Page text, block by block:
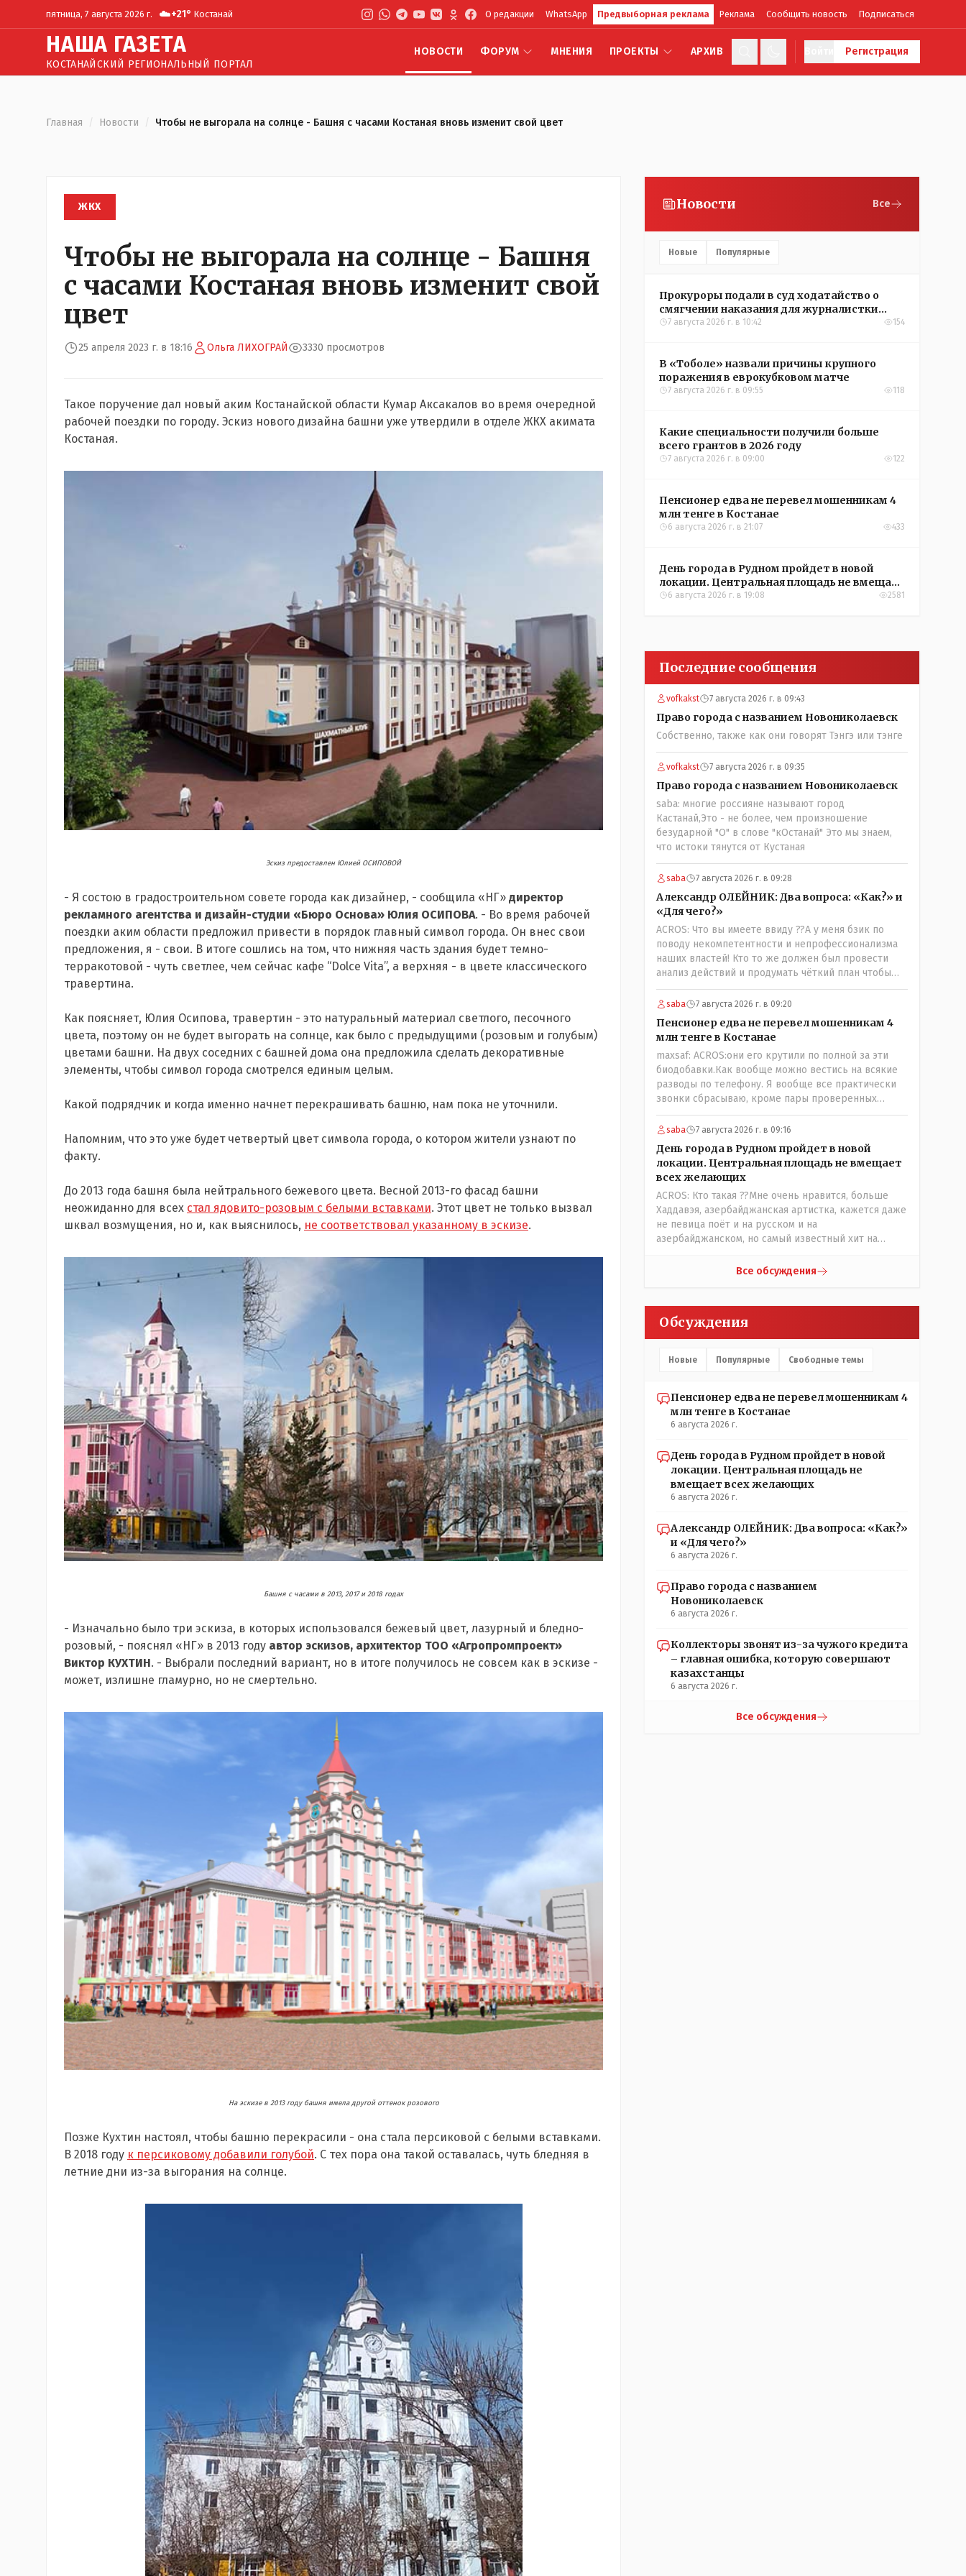
пятница, 7 августа 2026 г. ☁️+21° Костанай О редакции WhatsApp Предвыборная реклама Реклама Сообщить новость Подписаться
НАША ГАЗЕТА
КОСТАНАЙСКИЙ РЕГИОНАЛЬНЫЙ ПОРТАЛ
НОВОСТИ ФОРУМ МНЕНИЯ ПРОЕКТЫ АРХИВ Регистрация
Главная / Новости / Чтобы не выгорала на солнце - Башня с часами Костаная вновь изменит свой цвет
ЖКХ
Чтобы не выгорала на солнце - Башня
с часами Костаная вновь изменит свой
цвет
25 апреля 2023 г. в 18:16 Ольга ЛИХОГРАЙ 3330 просмотров
Такое поручение дал новый аким Костанайской области Кумар Аксакалов во время очередной
рабочей поездки по городу. Эскиз нового дизайна башни уже утвердили в отделе ЖКХ акимата
Костаная.
Эскиз предоставлен Юлией ОСИПОВОЙ
- Я состою в градостроительном совете города как дизайнер, - сообщила «НГ» директор
рекламного агентства и дизайн-студии «Бюро Основа» Юлия ОСИПОВА. - Во время рабочей
поездки аким области предложил привести в порядок главный символ города. Он внес свои
предложения, я - свои. В итоге сошлись на том, что нижняя часть здания будет темно-
терракотовой - чуть светлее, чем сейчас кафе “Dolce Vita”, а верхняя - в цвете классического
травертина.
Как поясняет, Юлия Осипова, травертин - это натуральный материал светлого, песочного
цвета, поэтому он не будет выгорать на солнце, как было с предыдущими (розовым и голубым)
цветами башни. На двух соседних с башней дома она предложила сделать декоративные
элементы, чтобы символ города смотрелся единым целым.
Какой подрядчик и когда именно начнет перекрашивать башню, нам пока не уточнили.
Напомним, что это уже будет четвертый цвет символа города, о котором жители узнают по
факту.
До 2013 года башня была нейтрального бежевого цвета. Весной 2013-го фасад башни
неожиданно для всех стал ядовито-розовым с белыми вставками. Этот цвет не только вызвал
шквал возмущения, но и, как выяснилось, не соответствовал указанному в эскизе.
Башня с часами в 2013, 2017 и 2018 годах
- Изначально было три эскиза, в которых использовался бежевый цвет, лазурный и бледно-
розовый, - пояснял «НГ» в 2013 году автор эскизов, архитектор ТОО «Агропромпроект»
Виктор КУХТИН. - Выбрали последний вариант, но в итоге получилось не совсем как в эскизе -
может, излишне гламурно, но не смертельно.
На эскизе в 2013 году башня имела другой оттенок розового
Позже Кухтин настоял, чтобы башню перекрасили - она стала персиковой с белыми вставками.
В 2018 году к персиковому добавили голубой. С тех пора она такой оставалась, чуть бледняя в
летние дни из-за выгорания на солнце.
Новости Все
Новые Популярные
Прокуроры подали в суд ходатайство о
смягчении наказания для журналистки
Александры Алёховой
7 августа 2026 г. в 10:42 154
В «Тоболе» назвали причины крупного
поражения в еврокубковом матче
7 августа 2026 г. в 09:55 118
Какие специальности получили больше
всего грантов в 2026 году
7 августа 2026 г. в 09:00 122
Пенсионер едва не перевел мошенникам 4
млн тенге в Костанае
6 августа 2026 г. в 21:07 433
День города в Рудном пройдет в новой
локации. Центральная площадь не вмещает
всех желающих
6 августа 2026 г. в 19:08 2581
Последние сообщения
vofkakst 7 августа 2026 г. в 09:43
Право города с названием Новониколаевск
Собственно, также как они говорят Тэнгэ или тэнге
vofkakst 7 августа 2026 г. в 09:35
Право города с названием Новониколаевск
saba: многие россияне называют город
Кастанай,Это - не более, чем произношение
безударной "О" в слове "кОстанай" Это мы знаем,
что истоки тянутся от Кустаная
saba 7 августа 2026 г. в 09:28
Александр ОЛЕЙНИК: Два вопроса: «Как?» и
«Для чего?»
ACROS: Что вы имеете ввиду ??А у меня бзик по
поводу некомпетентности и непрофессионализма
наших властей! Кто то же должен был провести
анализ действий и продумать чёткий план чтобы
комар носа не подточил! Но тут явно спешили, а в
аналитическом центре либо кто то из
Мальдивы уехал, либо всё вместе! Пока
прокатывает по вышеизложенным Вами причинам,
просто обстоятельства немного меняются по
сравнению с Назарбаевскими временами, власти
решили пощупать кошелёк населения, а это уже
неизвестная в уравнении взаимоотношений власти
и народа! Тут бы как раз специалист-аналитик и
пригодился бы!
saba 7 августа 2026 г. в 09:20
Пенсионер едва не перевел мошенникам 4
млн тенге в Костанае
maxsaf: ACROS:они его крутили по полной за эти
биодобавки.Как вообще можно вестись на всякие
разводы по телефону. Я вообще все практически
звонки сбрасываю, кроме пары проверенных
контактов. Один раз мне мой банк позвонил, не
мошенники. Я приехал туда, в банк, нашел того, кто
мне звонил, притащил к главному менеджеру и
обоим сказал: ещё один такой звонок, без разницы,
какая причина, и я счета свои у вас позакрываю.
Остальные входящие сразу в бан, по умолчанию для
меня любой входящий - Скам, пока не доказано
обратное - Zero trust. Все созвоны - только на
верифицируемые номера.Всё верно, я тоже так
поступаю,но увы любопытство ещё никто не
все равно меня допрашивает:" Кто звонил? От кого
saba 7 августа 2026 г. в 09:16
День города в Рудном пройдет в новой
локации. Центральная площадь не вмещает
всех желающих
ACROS: Кто такая ??Мне очень нравится, больше
Хаддавэя, азербайджанская артистка, кажется даже
не певица поёт и на русском и на
азербайджанском, но самый известный хит на
Все обсуждения
Обсуждения
Новые Популярные Свободные темы
Пенсионер едва не перевел мошенникам 4
млн тенге в Костанае
6 августа 2026 г.
День города в Рудном пройдет в новой
локации. Центральная площадь не
вмещает всех желающих
6 августа 2026 г.
Александр ОЛЕЙНИК: Два вопроса: «Как?»
и «Для чего?»
6 августа 2026 г.
Право города с названием
Новониколаевск
6 августа 2026 г.
Коллекторы звонят из-за чужого кредита
– главная ошибка, которую совершают
казахстанцы
6 августа 2026 г.
Все обсуждения